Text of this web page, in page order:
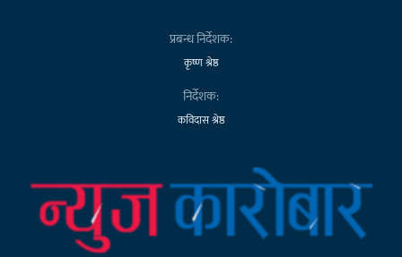
प्रबन्ध निर्देशक:
कृष्ण श्रेष्ठ
निर्देशक:
कविदास श्रेष्ठ